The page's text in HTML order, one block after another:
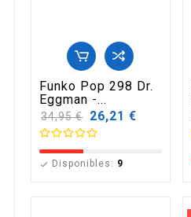
Funko Pop 298 Dr.
Eggman -...
Precio
base
34,95 € 26,21 €
 Disponibles: 9